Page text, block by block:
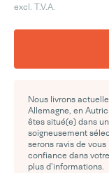
excl. T.V.A.
Nous livrons
Allemagne, en
êtes situé(e) dans
soigneusement
serons ravis de
confiance dans
plus d’informations.